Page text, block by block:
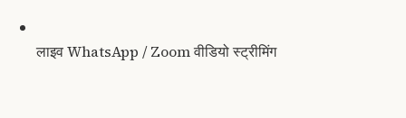
लाइव WhatsApp / Zoom वीडियो स्ट्रीमिंग